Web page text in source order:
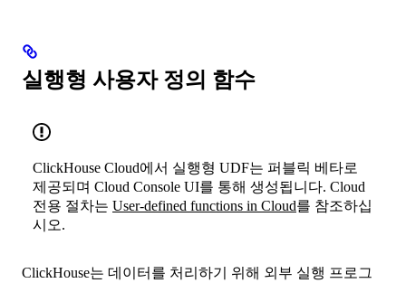
실행형 사용자 정의 함수
ClickHouse Cloud에서 실행형 UDF는 퍼블릭 베타로
제공되며 Cloud Console UI를 통해 생성됩니다. Cloud
전용 절차는 User-defined functions in Cloud를 참조하십
시오.
ClickHouse는 데이터를 처리하기 위해 외부 실행 프로그